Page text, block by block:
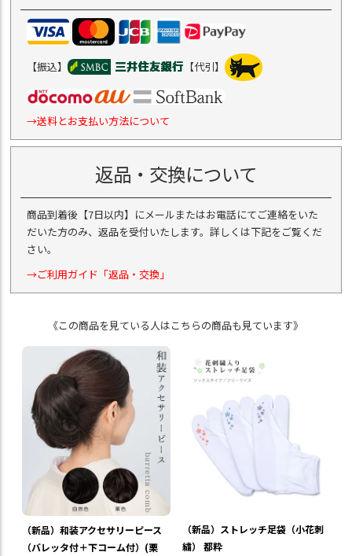
【振込】 【代引】
→送料とお支払い方法について
返品・交換について
商品到着後【7日以内】にメールまたはお電話にてご連絡をいた
だいた方のみ、返品を受付いたします。詳しくは下記をご覧くだ
さい。
→ご利用ガイド「返品・交換」
《この商品を見ている人はこちらの商品も見ています》
（新品）和装アクセサリーピース
（バレッタ付＋下コーム付）(栗
（新品）ストレッチ足袋（小花刺
繍） 都粋